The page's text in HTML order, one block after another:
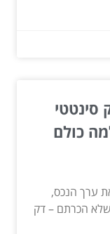
כולם
ערך הנכס,
הכרתם – דק